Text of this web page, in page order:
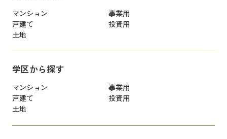
マンション
事業用
戸建て
投資用
土地
学区から探す
マンション
事業用
戸建て
投資用
土地